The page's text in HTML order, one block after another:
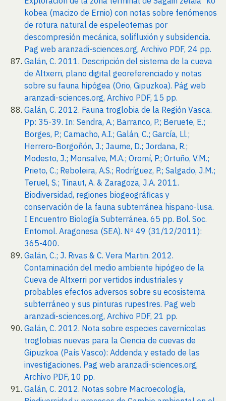
kobea (macizo de Ernio) con notas sobre fenómenos
de rotura natural de espeleotemas por
descompresión mecánica, solifluxión y subsidencia.
Pag web aranzadi-sciences.org, Archivo PDF, 24 pp.
Galán, C. 2011. Descripción del sistema de la cueva
de Altxerri, plano digital georeferenciado y notas
sobre su fauna hipógea (Orio, Gipuzkoa). Pág web
aranzadi-sciences.org, Archivo PDF, 15 pp.
Galán, C. 2012. Fauna troglobia de la Región Vasca.
Pp: 35-39. In: Sendra, A.; Barranco, P.; Beruete, E.;
Borges, P.; Camacho, A.I.; Galán, C.; García, Ll.;
Herrero-Borgoñón, J.; Jaume, D.; Jordana, R.;
Modesto, J.; Monsalve, M.A.; Oromí, P.; Ortuño, V.M.;
Prieto, C.; Reboleira, A.S.; Rodríguez, P.; Salgado, J.M.;
Teruel, S.; Tinaut, A. & Zaragoza, J.A. 2011.
Biodiversidad, regiones biogeográficas y
conservación de la fauna subterránea hispano-lusa.
I Encuentro Biología Subterránea. 65 pp. Bol. Soc.
Entomol. Aragonesa (SEA). Nº 49 (31/12/2011):
365-400.
Galán, C.; J. Rivas & C. Vera Martin. 2012.
Contaminación del medio ambiente hipógeo de la
Cueva de Altxerri por vertidos industriales y
probables efectos adversos sobre su ecosistema
subterráneo y sus pinturas rupestres. Pag web
aranzadi-sciences.org, Archivo PDF, 21 pp.
Galán, C. 2012. Nota sobre especies cavernícolas
troglobias nuevas para la Ciencia de cuevas de
Gipuzkoa (País Vasco): Addenda y estado de las
investigaciones. Pag web aranzadi-sciences.org,
Archivo PDF, 10 pp.
Galán, C. 2012. Notas sobre Macroecología,